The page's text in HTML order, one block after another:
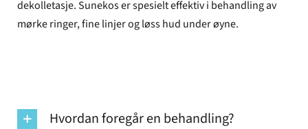
dekolletasje. Sunekos er spesielt effektiv i behandling av
mørke ringer, fine linjer og løss hud under øyne.
Hvordan foregår en behandling?